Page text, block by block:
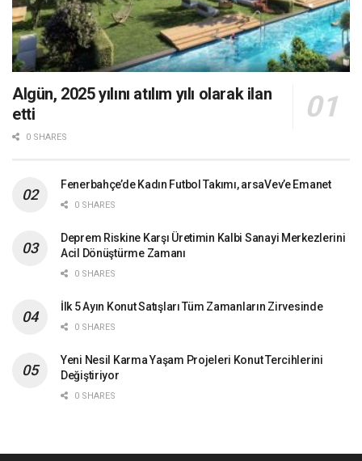
Algün, 2025 yılını atılım yılı olarak ilan
etti
0 SHARES
Fenerbahçe’de Kadın Futbol Takımı, arsaVev’e Emanet
0 SHARES
Deprem Riskine Karşı Üretimin Kalbi Sanayi Merkezlerini
Acil Dönüştürme Zamanı
0 SHARES
İlk 5 Ayın Konut Satışları Tüm Zamanların Zirvesinde
0 SHARES
Yeni Nesil Karma Yaşam Projeleri Konut Tercihlerini
Değiştiriyor
0 SHARES